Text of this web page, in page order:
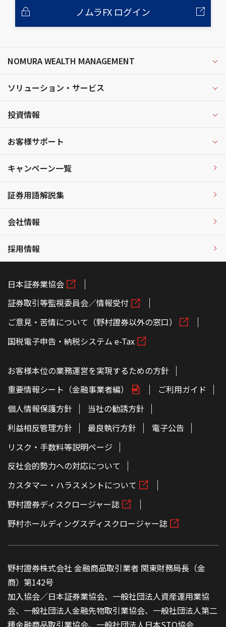
ノムラFX ログイン
NOMURA WEALTH MANAGEMENT
ソリューション・サービス
投資情報
お客様サポート
キャンペーン一覧
証券用語解説集
会社情報
採用情報
日本証券業協会
証券取引等監視委員会／情報受付
ご意見・苦情について（野村證券以外の窓口）
国税電子申告・納税システム e-Tax
お客様本位の業務運営を実現するための方針
重要情報シート（金融事業者編）
ご利用ガイド
個人情報保護方針
当社の勧誘方針
利益相反管理方針
最良執行方針
電子公告
リスク・手数料等説明ページ
反社会的勢力への対応について
カスタマー・ハラスメントについて
野村證券ディスクロージャー誌
野村ホールディングスディスクロージャー誌
野村證券株式会社 金融商品取引業者 関東財務局長（金
商）第142号
加入協会／日本証券業協会、一般社団法人資産運用業協
会、一般社団法人金融先物取引業協会、一般社団法人第二